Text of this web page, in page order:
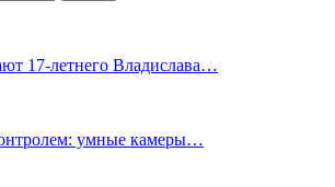
17-летнего Владислава…
умные камеры…